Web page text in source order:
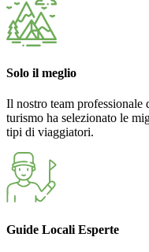
Solo il meglio
Il nostro team professionale
turismo ha selezionato le
tipi di viaggiatori.
Guide Locali Esperte